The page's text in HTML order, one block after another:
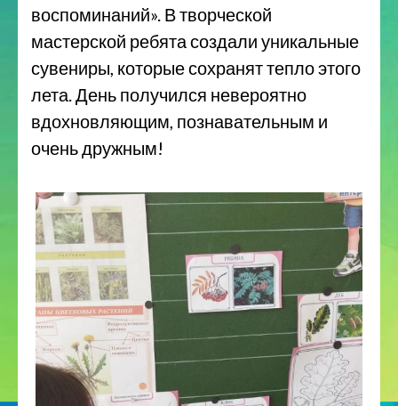
воспоминаний». В творческой
мастерской ребята создали уникальные
сувениры, которые сохранят тепло этого
лета. День получился невероятно
вдохновляющим, познавательным и
очень дружным!